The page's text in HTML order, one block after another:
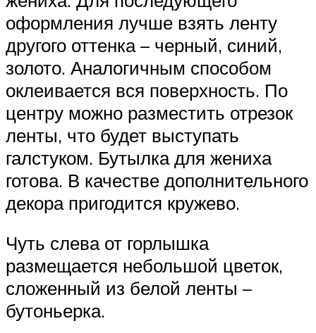
оформления лучше взять ленту
другого оттенка – черный, синий,
золото. Аналогичным способом
оклеивается вся поверхность. По
центру можно разместить отрезок
ленты, что будет выступать
галстуком. Бутылка для жениха
готова. В качестве дополнительного
декора пригодится кружево.
Чуть слева от горлышка
размещается небольшой цветок,
сложенный из белой ленты –
бутоньерка.